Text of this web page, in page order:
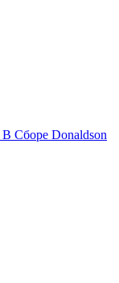
Сборе Donaldson